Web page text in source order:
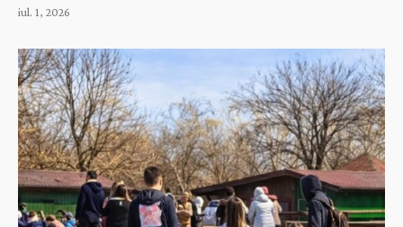
iul. 1, 2026